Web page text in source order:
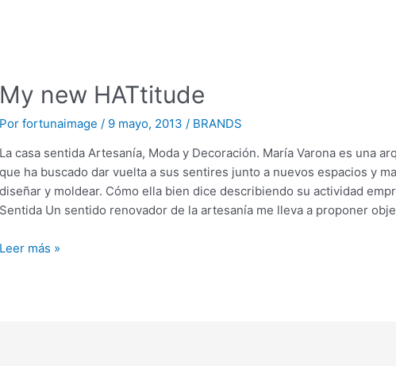
My new HATtitude
Porfortunaimage / 9 mayo, 2013 / BRANDS
La casa sentida Artesanía, Moda y Decoración. María Varona es una
que ha buscado dar vuelta a sus sentires junto a nuevos espacios y
diseñar y moldear. Cómo ella bien dice describiendo su actividad
Sentida Un sentido renovador de la artesanía me lleva a proponer
Leer más »